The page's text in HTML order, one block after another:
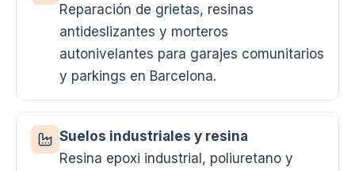
Reparación de grietas, resinas
antideslizantes y morteros
autonivelantes para garajes comunitarios
y parkings en Barcelona.
Suelos industriales y resina
Resina epoxi industrial, poliuretano y